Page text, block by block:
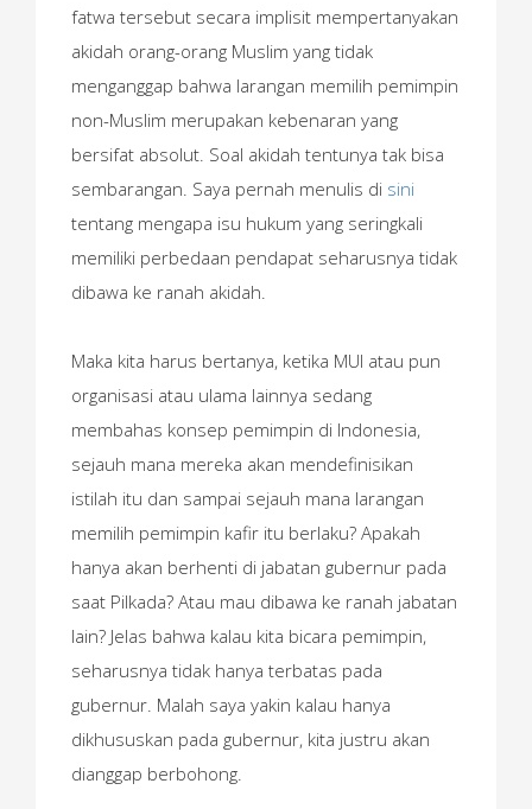
fatwa tersebut secara implisit mempertanyakan
akidah orang-orang Muslim yang tidak
menganggap bahwa larangan memilih pemimpin
non-Muslim merupakan kebenaran yang
bersifat absolut. Soal akidah tentunya tak bisa
sembarangan. Saya pernah menulis di sini
tentang mengapa isu hukum yang seringkali
memiliki perbedaan pendapat seharusnya tidak
dibawa ke ranah akidah.
Maka kita harus bertanya, ketika MUI atau pun
organisasi atau ulama lainnya sedang
membahas konsep pemimpin di Indonesia,
sejauh mana mereka akan mendefinisikan
istilah itu dan sampai sejauh mana larangan
memilih pemimpin kafir itu berlaku? Apakah
hanya akan berhenti di jabatan gubernur pada
saat Pilkada? Atau mau dibawa ke ranah jabatan
lain? Jelas bahwa kalau kita bicara pemimpin,
seharusnya tidak hanya terbatas pada
gubernur. Malah saya yakin kalau hanya
dikhususkan pada gubernur, kita justru akan
dianggap berbohong.